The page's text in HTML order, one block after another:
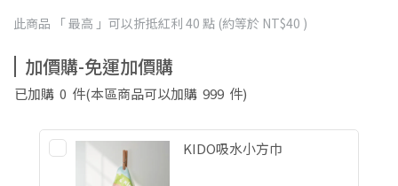
此商品 「 最高 」可以折抵紅利 40 點 (約等於 NT$40 )
加價購-免運加價購
已加購 0 件(本區商品可以加購 999 件)
KIDO吸水小方巾